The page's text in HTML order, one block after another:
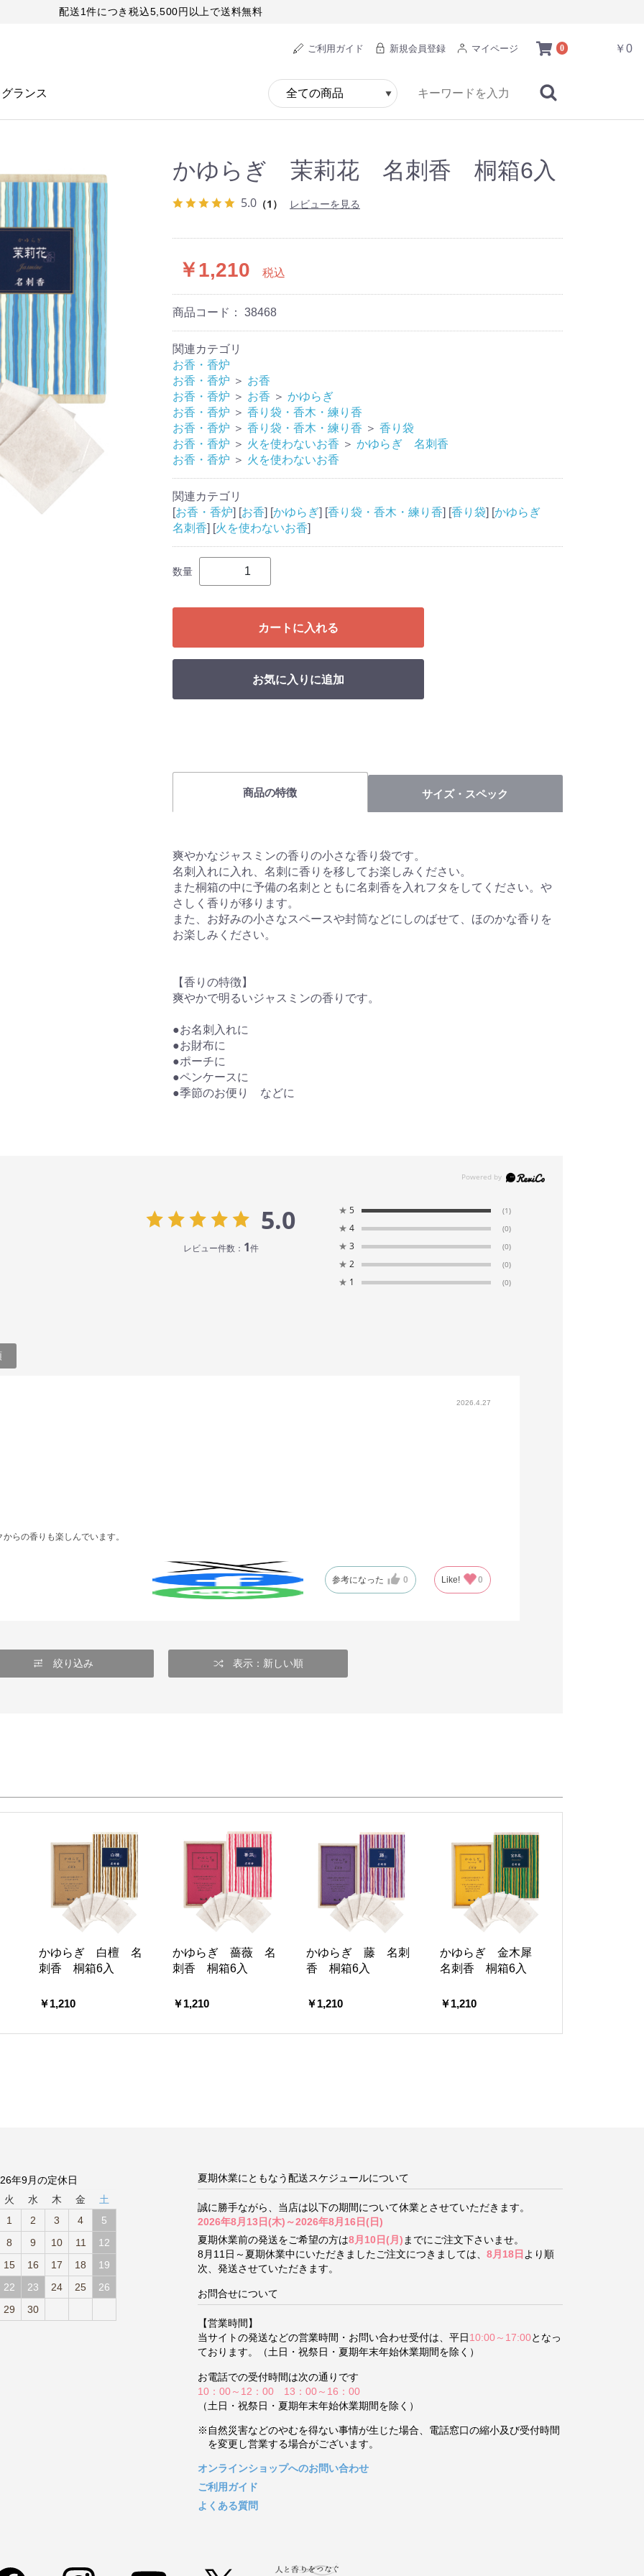
配送1件につき税込5,500円以上で送料無料
0 ￥0
ご利用ガイド 新規会員登録 マイページ
ランス
かゆらぎ 茉莉花 名刺香 桐箱6入
5.0 （1） レビューを見る
￥1,210 税込
商品コード： 38468
関連カテゴリ
お香・香炉
お香・香炉 ＞ お香
お香・香炉 ＞ お香 ＞ かゆらぎ
お香・香炉 ＞ 香り袋・香木・練り香
お香・香炉 ＞ 香り袋・香木・練り香 ＞ 香り袋
お香・香炉 ＞ 火を使わないお香 ＞ かゆらぎ 名刺香
お香・香炉 ＞ 火を使わないお香
関連カテゴリ
[お香・香炉] [お香] [かゆらぎ] [香り袋・香木・練り香] [香り袋] [かゆらぎ
名刺香] [火を使わないお香]
数量
カートに入れる
お気に入りに追加
商品の特徴 サイズ・スペック
爽やかなジャスミンの香りの小さな香り袋です。
名刺入れに入れ、名刺に香りを移してお楽しみください。
また桐箱の中に予備の名刺とともに名刺香を入れフタをしてください。や
さしく香りが移ります。
また、お好みの小さなスペースや封筒などにしのばせて、ほのかな香りを
お楽しみください。
【香りの特徴】
爽やかで明るいジャスミンの香りです。
●お名刺入れに
●お財布に
●ポーチに
●ペンケースに
●季節のお便り などに
5.0
レビュー件数： 1件
★ 5 (1)
★ 4 (0)
★ 3 (0)
★ 2 (0)
★ 1 (0)
2026.4.27
らの香りも楽しんでいます。
参考になった 0 Like! 0
絞り込み 表示：新しい順
かゆらぎ 白檀 名
刺香 桐箱6入
￥1,210
かゆらぎ 薔薇 名
刺香 桐箱6入
￥1,210
かゆらぎ 藤 名刺
香 桐箱6入
￥1,210
かゆらぎ 金木犀
名刺香 桐箱6入
￥1,210
年9月の定休日
火
水 木 金
土
1
2 3 4
5
8
9 10 11
12
15
16 17 18
19
22
23 24 25
26
29
30
夏期休業にともなう配送スケジュールについて
誠に勝手ながら、当店は以下の期間について休業とさせていただきます。
2026年8月13日(木)～2026年8月16日(日)
夏期休業前の発送をご希望の方は8月10日(月) までにご注文下さいませ。
8月11日～夏期休業中にいただきましたご注文につきましては、 8月18日 より順
次、発送させていただきます。
お問合せについて
【営業時間】
当サイトの発送などの営業時間・お問い合わせ受付は、平日10:00～17:00となっ
ております。（土日・祝祭日・夏期年末年始休業期間を除く）
お電話での受付時間は次の通りです
10：00～12：00 13：00～16：00
（土日・祝祭日・夏期年末年始休業期間を除く）
※自然災害などのやむを得ない事情が生じた場合、電話窓口の縮小及び受付時間
を変更し営業する場合がございます。
オンラインショップへのお問い合わせ
ご利用ガイド
よくある質問